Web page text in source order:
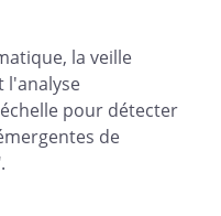
la veille
l'analyse
pour détecter
de